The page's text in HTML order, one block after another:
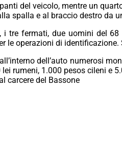
del veicolo, mentre un
spalla e al braccio destro da
i tre fermati, due uomini del
le operazioni di identificazione.
dell’auto numerosi
rumeni, 1.000 pesos cileni e
carcere del Bassone